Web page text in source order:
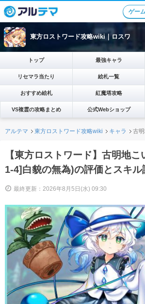
ゲー
東方ロストワード攻略wiki｜ロスワ
トップ 最強キャラ
リセマラ当たり 絵札一覧
おすすめ絵札 紅魔塔攻略
VS複霊の攻略まとめ 公式Webショップ
アルテマ 東方ロストワード攻略wiki キャラ 古
【東方ロストワード】古明地
1-4]白貌の無為)の評価とスキル
最終更新：2026年8月5日(水) 09:30